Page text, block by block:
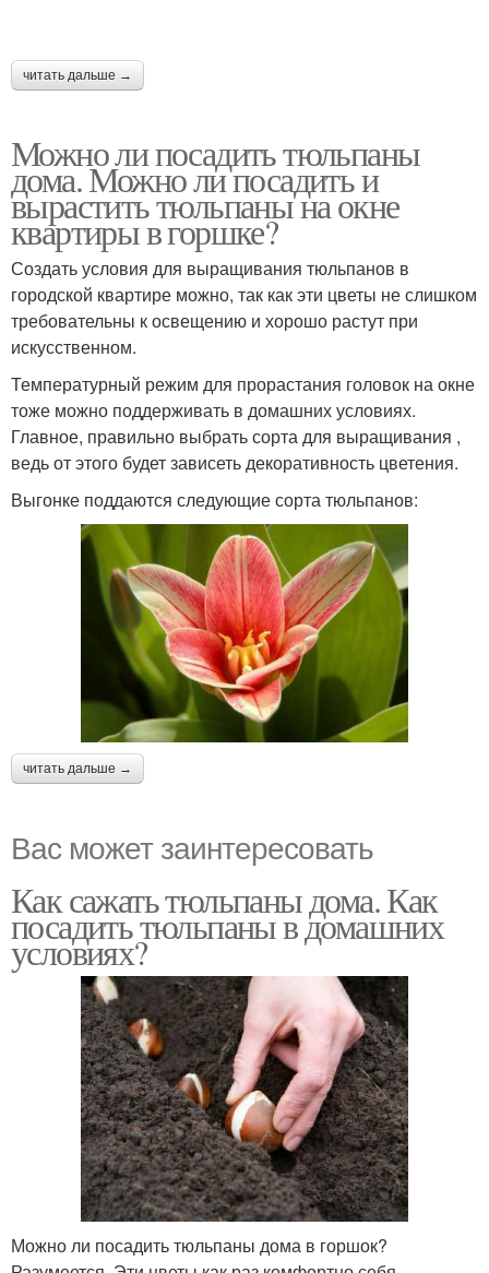
читать дальше →
Можно ли посадить тюльпаны
дома. Можно ли посадить и
вырастить тюльпаны на окне
квартиры в горшке?
Создать условия для выращивания тюльпанов в
городской квартире можно, так как эти цветы не слишком
требовательны к освещению и хорошо растут при
искусственном.
Температурный режим для прорастания головок на окне
тоже можно поддерживать в домашних условиях.
Главное, правильно выбрать сорта для выращивания ,
ведь от этого будет зависеть декоративность цветения.
Выгонке поддаются следующие сорта тюльпанов:
читать дальше →
Вас может заинтересовать
Как сажать тюльпаны дома. Как
посадить тюльпаны в домашних
условиях?
Можно ли посадить тюльпаны дома в горшок?